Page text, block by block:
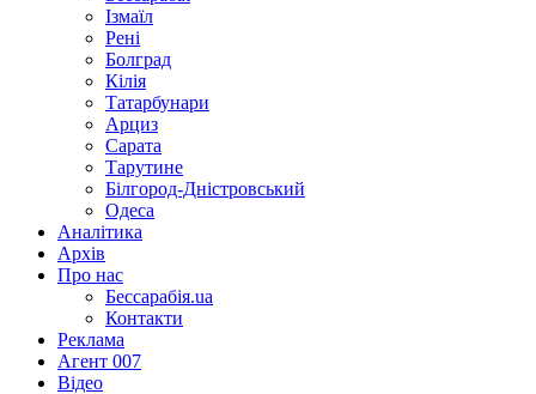
Ізмаїл
Рені
Болград
Кілія
Татарбунари
Арциз
Сарата
Тарутине
Білгород-Дністровський
Одеса
Аналітика
Архів
Про нас
Бессарабія.ua
Контакти
Реклама
Агент 007
Відео